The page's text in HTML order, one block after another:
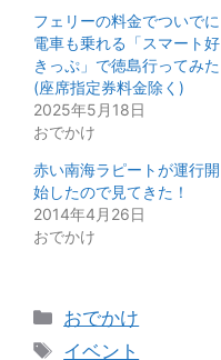
フェリーの料金でついでに
電車も乗れる「スマート好
きっぷ」で徳島行ってみた
(座席指定券料金除く)
2025年5月18日
おでかけ
赤い南海ラピートが運行開
始したので見てきた！
2014年4月26日
おでかけ
カ
テ
おでかけ
タ
イベント